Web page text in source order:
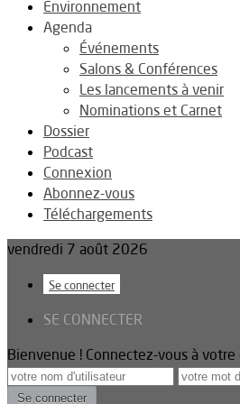
Environnement
Agenda
Événements
Salons & Conférences
Les lancements à venir
Nominations et Carnet
Dossier
Podcast
Connexion
Abonnez-vous
Téléchargements
vendredi 7 août 2026
Se connecter
SE CONNECTER
Bienvenue ! Connectez-vous à votre